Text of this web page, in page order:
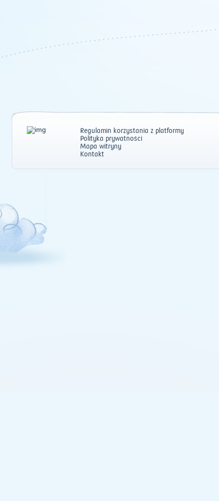
Regulamin korzystania z platformy
Polityka prywatności
Mapa witryny
Kontakt